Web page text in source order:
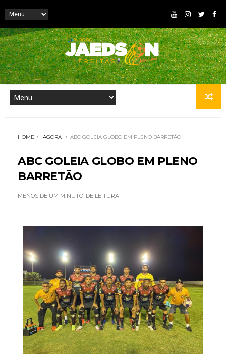
HOME AGORA ABC GOLEIA GLOBO EM PLENO BARRETÃO
ABC GOLEIA GLOBO EM PLENO
BARRETÃO
MENOS DE UM MINUTO DE LEITURA